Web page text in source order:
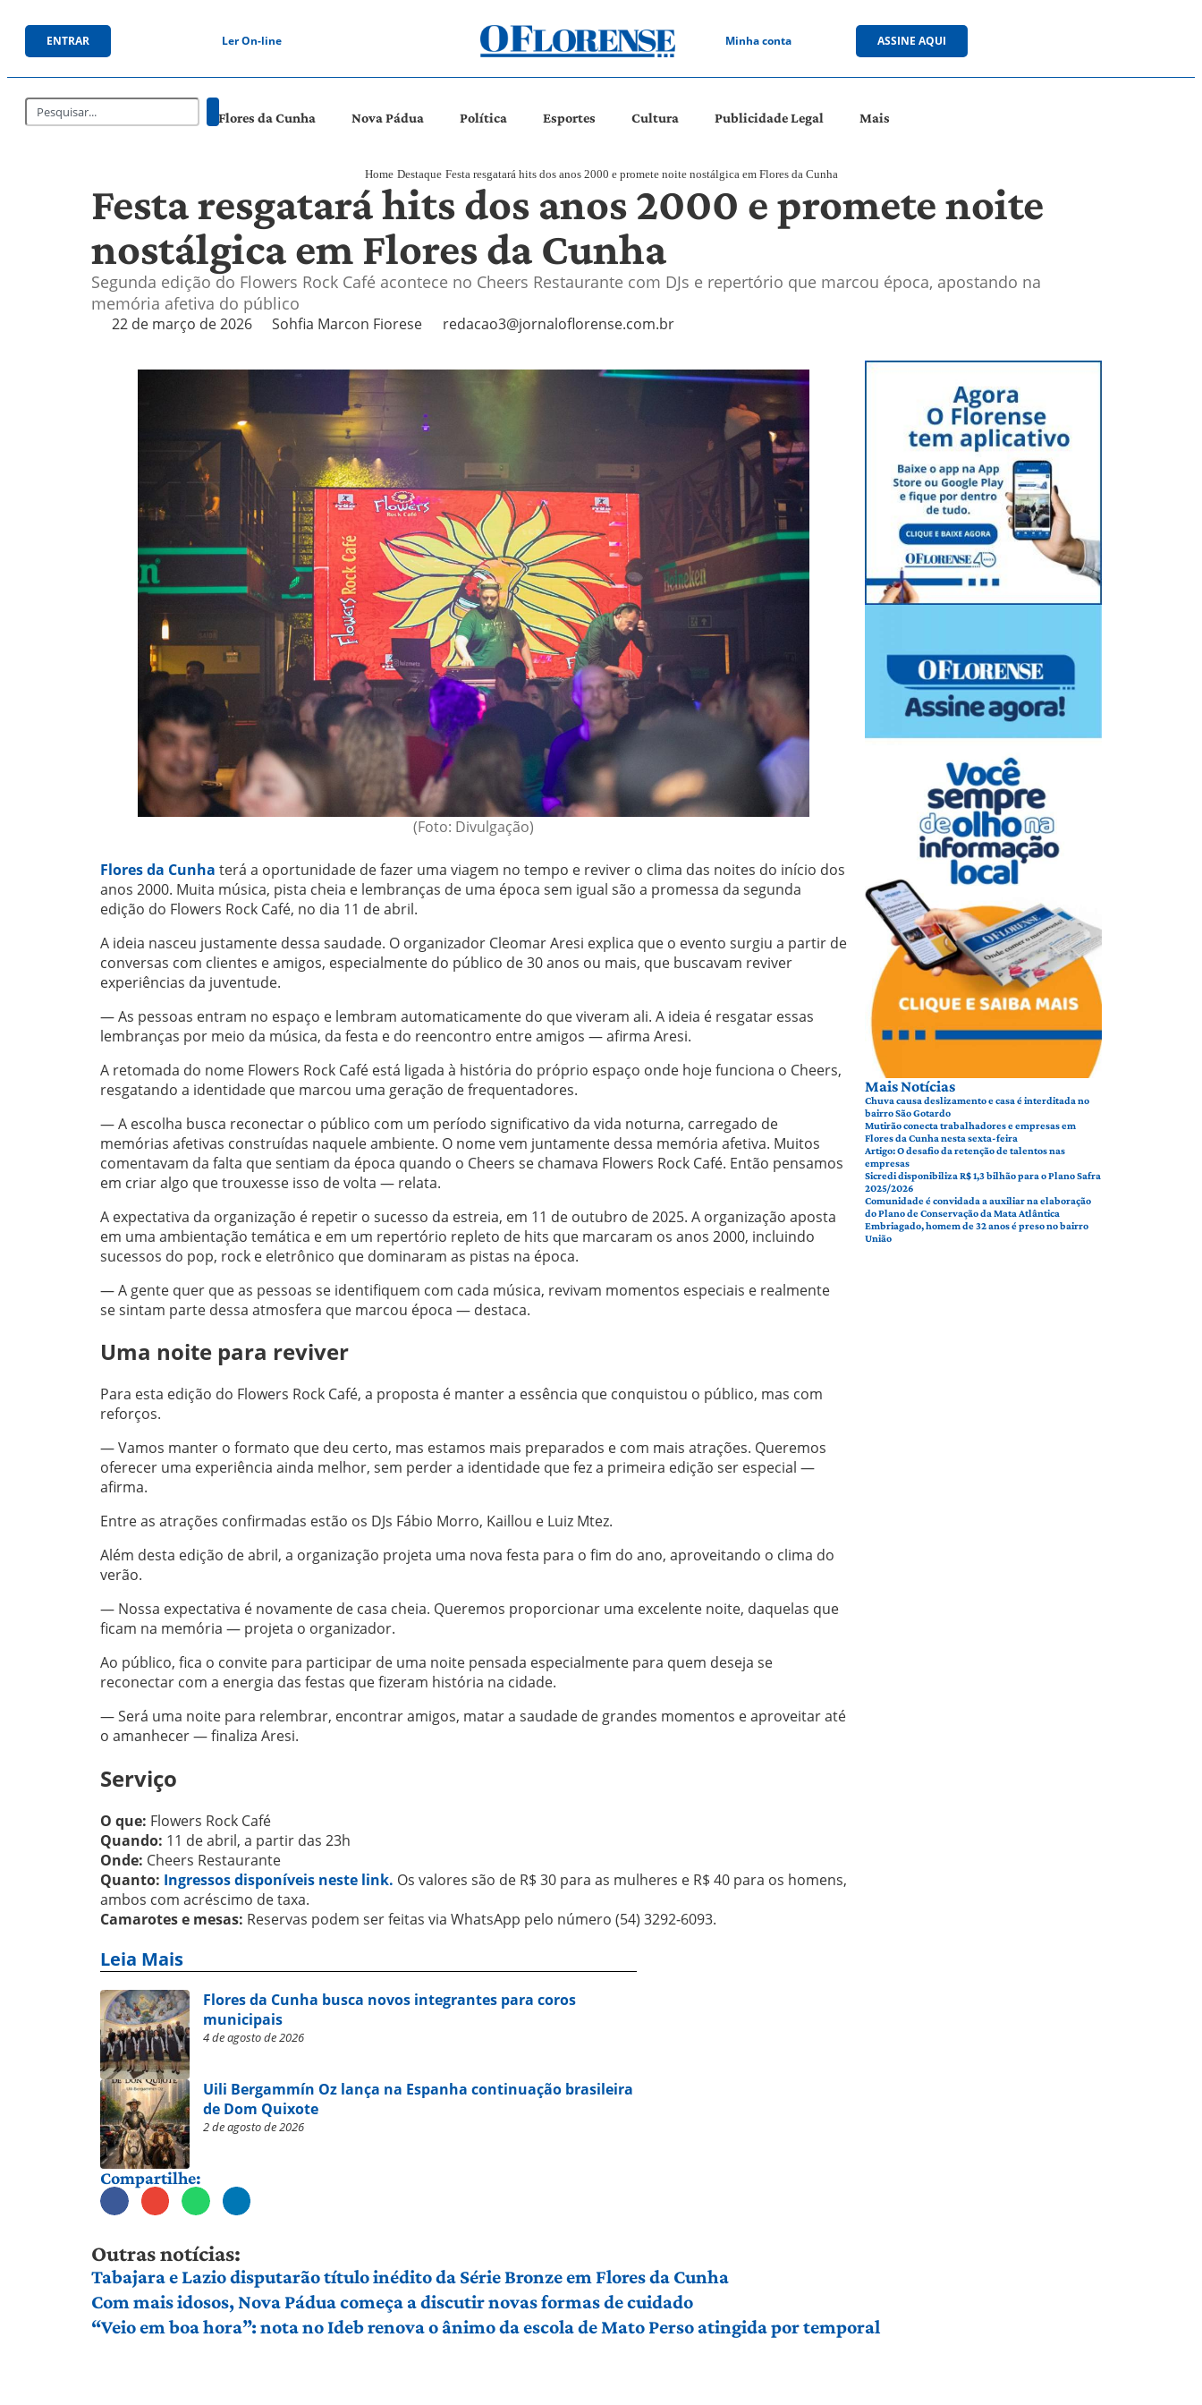
ENTRAR Ler On-line Minha conta ASSINE AQUI
Flores da Cunha Nova Pádua Política Esportes Cultura Publicidade Legal Mais
Home Destaque Festa resgatará hits dos anos 2000 e promete noite nostálgica em Flores da Cunha
Festa resgatará hits dos anos 2000 e promete noite
nostálgica em Flores da Cunha
Segunda edição do Flowers Rock Café acontece no Cheers Restaurante com DJs e repertório que marcou época, apostando na
memória afetiva do público
22 de março de 2026 Sohfia Marcon Fiorese redacao3@jornaloflorense.com.br
(Foto: Divulgação)
Flores da Cunha terá a oportunidade de fazer uma viagem no tempo e reviver o clima das noites do início dos
anos 2000. Muita música, pista cheia e lembranças de uma época sem igual são a promessa da segunda
edição do Flowers Rock Café, no dia 11 de abril.
A ideia nasceu justamente dessa saudade. O organizador Cleomar Aresi explica que o evento surgiu a partir de
conversas com clientes e amigos, especialmente do público de 30 anos ou mais, que buscavam reviver
experiências da juventude.
— As pessoas entram no espaço e lembram automaticamente do que viveram ali. A ideia é resgatar essas
lembranças por meio da música, da festa e do reencontro entre amigos — afirma Aresi.
A retomada do nome Flowers Rock Café está ligada à história do próprio espaço onde hoje funciona o Cheers,
resgatando a identidade que marcou uma geração de frequentadores.
— A escolha busca reconectar o público com um período significativo da vida noturna, carregado de
memórias afetivas construídas naquele ambiente. O nome vem juntamente dessa memória afetiva. Muitos
comentavam da falta que sentiam da época quando o Cheers se chamava Flowers Rock Café. Então pensamos
em criar algo que trouxesse isso de volta — relata.
A expectativa da organização é repetir o sucesso da estreia, em 11 de outubro de 2025. A organização aposta
em uma ambientação temática e em um repertório repleto de hits que marcaram os anos 2000, incluindo
sucessos do pop, rock e eletrônico que dominaram as pistas na época.
— A gente quer que as pessoas se identifiquem com cada música, revivam momentos especiais e realmente
se sintam parte dessa atmosfera que marcou época — destaca.
Uma noite para reviver
Para esta edição do Flowers Rock Café, a proposta é manter a essência que conquistou o público, mas com
reforços.
— Vamos manter o formato que deu certo, mas estamos mais preparados e com mais atrações. Queremos
oferecer uma experiência ainda melhor, sem perder a identidade que fez a primeira edição ser especial —
afirma.
Entre as atrações confirmadas estão os DJs Fábio Morro, Kaillou e Luiz Mtez.
Além desta edição de abril, a organização projeta uma nova festa para o fim do ano, aproveitando o clima do
verão.
— Nossa expectativa é novamente de casa cheia. Queremos proporcionar uma excelente noite, daquelas que
ficam na memória — projeta o organizador.
Ao público, fica o convite para participar de uma noite pensada especialmente para quem deseja se
reconectar com a energia das festas que fizeram história na cidade.
— Será uma noite para relembrar, encontrar amigos, matar a saudade de grandes momentos e aproveitar até
o amanhecer — finaliza Aresi.
Serviço
O que: Flowers Rock Café
Quando: 11 de abril, a partir das 23h
Onde: Cheers Restaurante
Quanto: Ingressos disponíveis neste link. Os valores são de R$ 30 para as mulheres e R$ 40 para os homens,
ambos com acréscimo de taxa.
Camarotes e mesas: Reservas podem ser feitas via WhatsApp pelo número (54) 3292-6093.
Leia Mais
Flores da Cunha busca novos integrantes para coros
municipais
4 de agosto de 2026
Uili Bergammín Oz lança na Espanha continuação brasileira
de Dom Quixote
2 de agosto de 2026
Compartilhe:
Mais Notícias
Chuva causa deslizamento e casa é interditada no
bairro São Gotardo
Mutirão conecta trabalhadores e empresas em
Flores da Cunha nesta sexta-feira
Artigo: O desafio da retenção de talentos nas
empresas
Sicredi disponibiliza R$ 1,3 bilhão para o Plano Safra
2025/2026
Comunidade é convidada a auxiliar na elaboração
do Plano de Conservação da Mata Atlântica
Embriagado, homem de 32 anos é preso no bairro
União
Outras notícias:
Tabajara e Lazio disputarão título inédito da Série Bronze em Flores da Cunha
Com mais idosos, Nova Pádua começa a discutir novas formas de cuidado
“Veio em boa hora”: nota no Ideb renova o ânimo da escola de Mato Perso atingida por temporal